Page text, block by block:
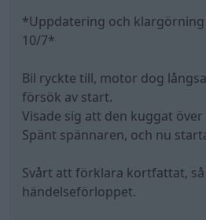
*Uppdatering och
10/7*
Bil ryckte till, motor dog
försök av start.
Visade sig att den kuggat över
Spänt spännaren, och nu
Svårt att förklara kortfattat,
händelseförloppet.